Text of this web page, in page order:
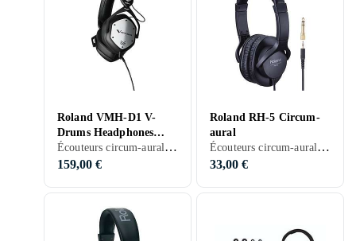
Roland VMH-D1 V-
Drums Headphones
Circum-aural
Écouteurs circum-aural, Noir
159,00 €
Roland RH-5 Circum-
aural
Écouteurs circum-aural, Pliable, Noir, Gris, Sport, Studio
33,00 €